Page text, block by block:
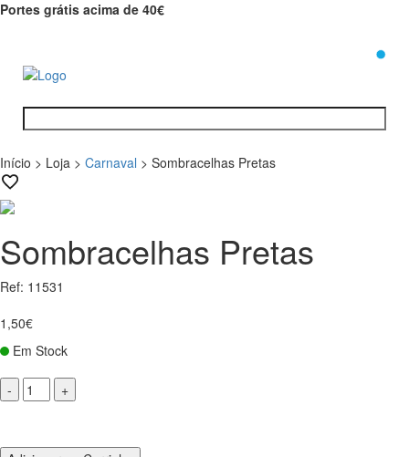
Portes grátis acima de 40€
Início > Loja > Carnaval > Sombracelhas Pretas
Sombracelhas Pretas
Ref: 11531
1,50€
Em Stock